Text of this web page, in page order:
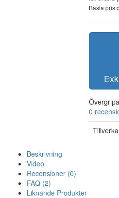
Bästa pris
0
Beskrivning
Video
Recensioner (0)
FAQ (2)
Liknande Produkter